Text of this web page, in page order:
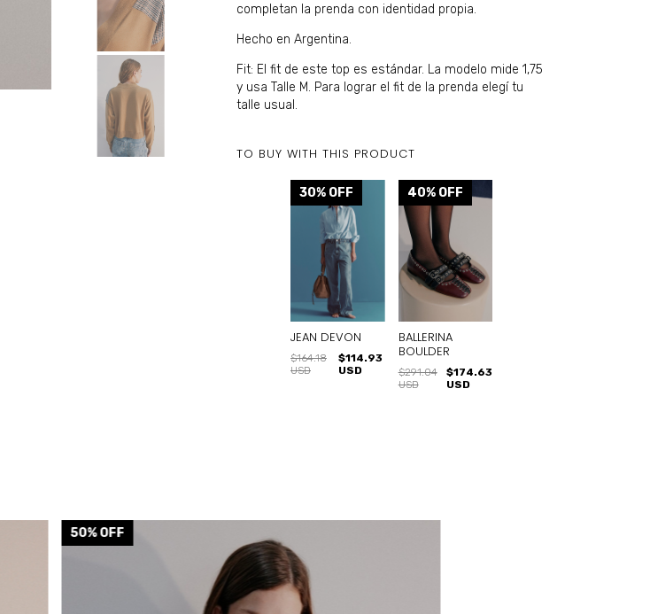
completan la prenda con identidad propia.
Hecho en Argentina.
Fit: El fit de este top es estándar. La modelo mide 1,75
y usa Talle M. Para lograr el fit de la prenda elegí tu
talle usual.
50% OFF
TO BUY WITH THIS PRODUCT
30% OFF
JEAN DEVON
$164.18
USD
$114.93
USD
40% OFF
BALLERINA
BOULDER
$291.04
USD
$174.63
USD